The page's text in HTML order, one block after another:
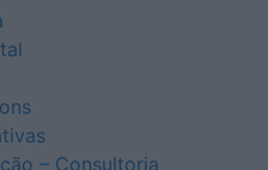
– Consultoria